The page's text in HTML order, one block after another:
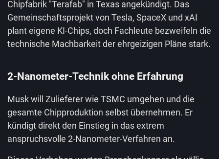
Chipfabrik "Terafab" in Texas angekündigt. Das
Gemeinschaftsprojekt von Tesla, SpaceX und xAI
plant eigene KI-Chips, doch Fachleute bezweifeln die
technische Machbarkeit der ehrgeizigen Pläne stark.
2-Nanometer-Technik ohne Erfahrung
Musk will Zulieferer wie TSMC umgehen und die
gesamte Chipproduktion selbst übernehmen. Er
kündigt direkt den Einstieg in das extrem
anspruchsvolle 2-Nanometer-Verfahren an.